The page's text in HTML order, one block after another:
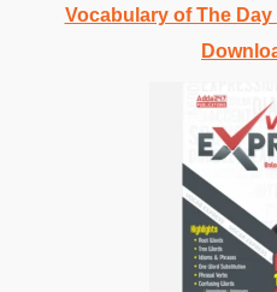
Vocabulary of The Day